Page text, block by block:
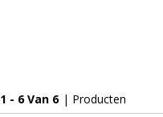
1 - 6 Van 6 | Producten